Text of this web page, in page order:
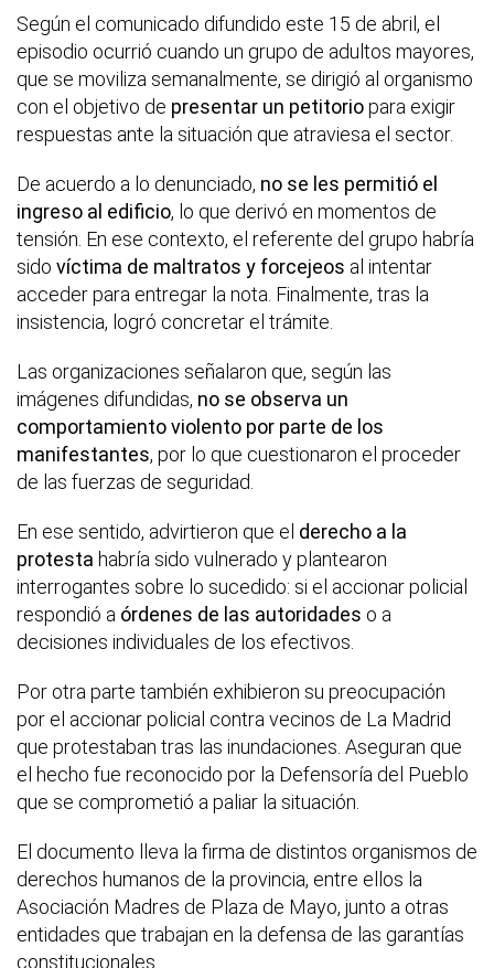
Según el comunicado difundido este 15 de abril, el
episodio ocurrió cuando un grupo de adultos mayores,
que se moviliza semanalmente, se dirigió al organismo
con el objetivo de presentar un petitoriopara exigir
respuestas ante la situación que atraviesa el sector.
De acuerdo a lo denunciado, no se les permitió el
ingreso al edificio, lo que derivó en momentos de
tensión. En ese contexto, el referente del grupo habría
sido víctima de maltratos y forcejeos al intentar
acceder para entregar la nota. Finalmente, tras la
insistencia, logró concretar el trámite.
Las organizaciones señalaron que, según las
imágenes difundidas, no se observa un
comportamiento violento por parte de los
manifestantes, por lo que cuestionaron el proceder
de las fuerzas de seguridad.
En ese sentido, advirtieron que el derecho a la
protesta habría sido vulnerado y plantearon
interrogantes sobre lo sucedido: si el accionar policial
respondió a órdenes de las autoridades o a
decisiones individuales de los efectivos.
Por otra parte también exhibieron su preocupación
por el accionar policial contra vecinos de La Madrid
que protestaban tras las inundaciones. Aseguran que
el hecho fue reconocido por la Defensoría del Pueblo
que se comprometió a paliar la situación.
El documento lleva la firma de distintos organismos de
derechos humanos de la provincia, entre ellos la
Asociación Madres de Plaza de Mayo, junto a otras
entidades que trabajan en la defensa de las garantías
constitucionales.